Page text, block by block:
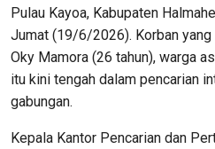
Pulau Kayoa, Kabupaten
Jumat (19/6/2026). Korban
Oky Mamora (26 tahun), warga
itu kini tengah dalam pencarian
gabungan.
Kepala Kantor Pencarian dan